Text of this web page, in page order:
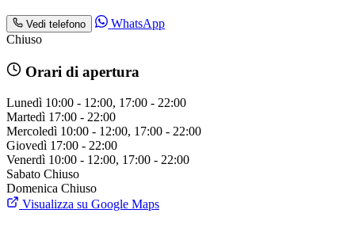
Vedi telefono
WhatsApp
Chiuso
Orari di apertura
Lunedì 10:00 - 12:00, 17:00 - 22:00
Martedì 17:00 - 22:00
Mercoledì 10:00 - 12:00, 17:00 - 22:00
Giovedì 17:00 - 22:00
Venerdì 10:00 - 12:00, 17:00 - 22:00
Sabato Chiuso
Domenica Chiuso
Visualizza su Google Maps